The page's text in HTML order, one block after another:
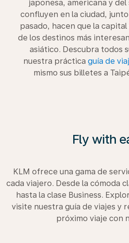
japonesa, americana y del
confluyen en la ciudad,
pasado, hacen que la capital
de los destinos más
asiático. Descubra todos
nuestra práctica guía de
mismo sus billetes a
Fly with
KLM ofrece una gama de
cada viajero. Desde la cómoda
hasta la clase Business.
visite nuestra guía de viajes y
próximo viaje con